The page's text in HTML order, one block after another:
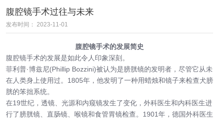
腹腔镜手术过往与未来
发布时间： 2023-11-01
腹腔镜手术的发展简史
腹腔镜手术的发展是如此令人印象深刻。
菲利普·博兹尼(Phillip Bozzini)被认为是膀胱镜的发明者，尽管它从未
在人类身上使用过。1805年，他发明了一种用蜡烛和镜子来检查犬膀
胱的笨拙系统。
在19世纪，透镜、光源和内窥镜发生了变化，外科医生和内科医生进
行了膀胱镜、直肠镜、喉镜和食管胃镜检查。1901年，德国外科医生